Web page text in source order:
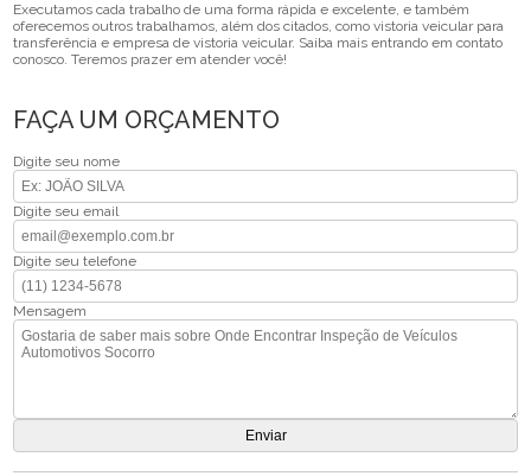
Executamos cada trabalho de uma forma rápida e excelente, e também
oferecemos outros trabalhamos, além dos citados, como vistoria veicular para
transferência e empresa de vistoria veicular. Saiba mais entrando em contato
conosco. Teremos prazer em atender você!
FAÇA UM ORÇAMENTO
Digite seu nome
Digite seu email
Digite seu telefone
Mensagem